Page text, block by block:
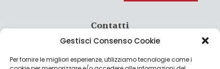
Gestisci Consenso Cookie
Per fornire le migliori esperienze, utilizziamo tecnologie come i
Contatti
info@culturagroalimentare.com